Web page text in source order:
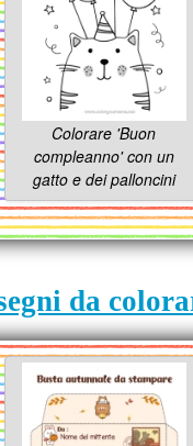
Colorare 'Buon
compleanno' con un
gatto e dei palloncini
da